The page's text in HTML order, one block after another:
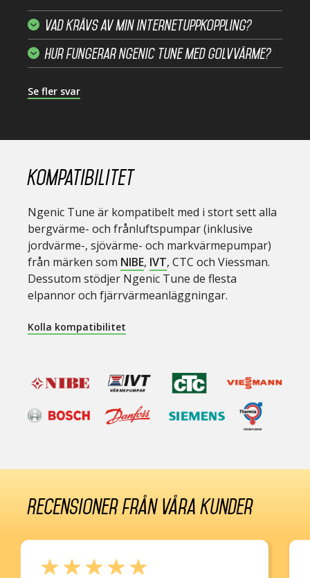
Vad krävs av min internetuppkoppling?
Hur fungerar Ngenic Tune med golvvärme?
Se fler svar
Kompatibilitet
Ngenic Tune är kompatibelt med i stort sett alla
bergvärme- och frånluftspumpar (inklusive
jordvärme-, sjövärme- och markvärmepumpar)
från märken som NIBE, IVT, CTC och Viessman.
Dessutom stödjer Ngenic Tune de flesta
elpannor och fjärrvärmeanläggningar.
Kolla kompatibilitet
Recensioner från våra kunder